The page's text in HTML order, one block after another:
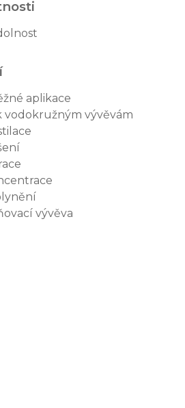
aplikace
vodokružným vývěvám
vývěva